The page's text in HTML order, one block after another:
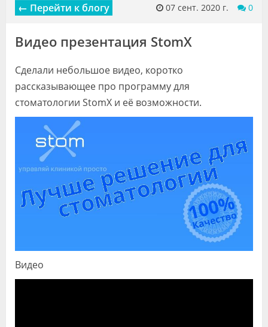
Объявления
Видео
Клиники
Специалисты
Галерея
Лаборатории
← Перейти к блогу 07 сент. 2020 г. 0
Видео презентация StomX
Сделали небольшое видео, коротко
рассказывающее про программу для
стоматологии StomX и её возможности.
Видео